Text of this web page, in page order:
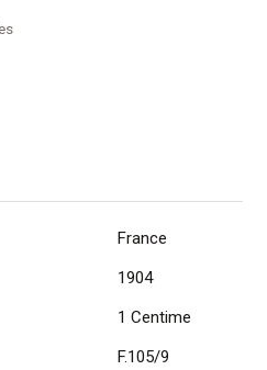
France
1904
1 Centime
F.105/9